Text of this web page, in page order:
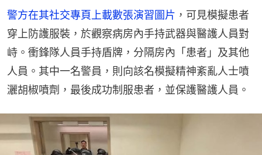
警方在其社交專頁上載數張演習圖片 ，可見模擬患者
穿上防護服裝，於觀察病房內手持武器與醫護人員對
峙。衝鋒隊人員手持盾牌，分隔房內「患者」及其他
人員。其中一名警員，則向該名模擬精神紊亂人士噴
灑胡椒噴劑，最後成功制服患者，並保護醫護人員。